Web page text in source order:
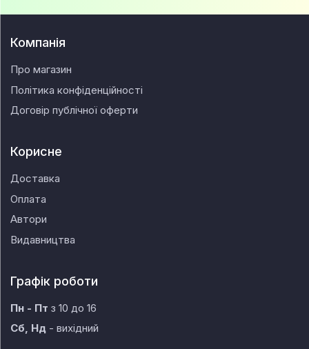
Компанія
Про магазин
Політика конфіденційності
Договір публічної оферти
Корисне
Доставка
Оплата
Автори
Видавництва
Графік роботи
Пн - Пт з 10 до 16
Сб, Нд - вихідний